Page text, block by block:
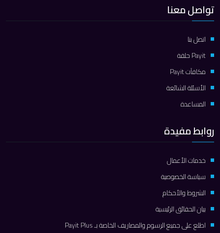
تواصل معنا
اتصل بنا
Payit حلقة
مكافآت Payit
الأسئلة الشائعة
المساعدة
روابط مفيدة
خدمات الأعمال
سياسة الخصوصية
الشروط والأحكام
بيان الحقائق الرئيسية
اطلع على جميع الرسوم والمصاريف الخاصة بـ Payit Plus